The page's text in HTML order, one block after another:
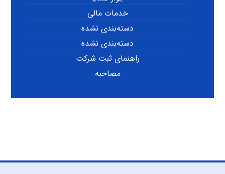
خدمات مالی
دسته‌بندی نشده
دسته‌بندی نشده
راهنمای ثبت شرکت
مصاحبه